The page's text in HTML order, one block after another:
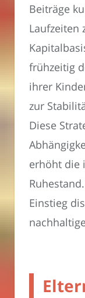
Beiträge
Laufzeiten
frühzeitig
ihrer
zur
Diese
erhöht die
Einstieg